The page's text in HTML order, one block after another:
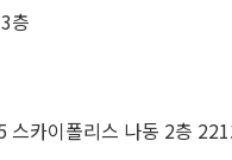
층
스카이폴리스 나동 2층